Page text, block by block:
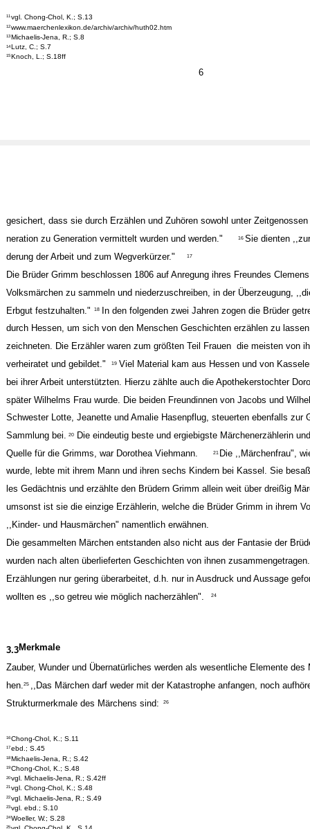
6
11 vgl. Chong-Chol, K.; S.13
12 www.maerchenlexikon.de/archiv/archiv/huth02.htm
13 Michaelis-Jena, R.; S.8
14 Lutz, C.; S.7
15 Knoch, L.; S.18ff
gesichert, dass sie durch Erzählen und Zuhören sowohl unter
neration zu Generation vermittelt wurden und werden."
16 Sie dienten
derung der Arbeit und zum Wegverkürzer."
17
Die Brüder Grimm beschlossen 1806 auf Anregung ihres Freundes
Volksmärchen zu sammeln und niederzuschreiben, in der Überzeugung,
Erbgut festzuhalten."
18
In den folgenden zwei Jahren zogen die Brüder
durch Hessen, um sich von den Menschen Geschichten erzählen zu
zeichneten. Die Erzähler waren zum größten Teil Frauen ­ die meisten von
verheiratet und gebildet."
19 Viel Material kam aus Hessen und von
bei ihrer Arbeit unterstützten. Hierzu zählte auch die Apothekerstochter
später Wilhelms Frau wurde. Die beiden Freundinnen von Jacobs und
Schwester Lotte, Jeanette und Amalie Hasenpflug, steuerten ebenfalls zur
Sammlung bei. 20
Die eindeutig beste und ergiebigste Märchenerzählerin
Quelle für die Grimms, war Dorothea Viehmann.
21 Die ,,Märchenfrau",
wurde, lebte mit ihrem Mann und ihren sechs Kindern bei Kassel. Sie
les Gedächtnis und erzählte den Brüdern Grimm allein weit über dreißig
umsonst ist sie die einzige Erzählerin, welche die Brüder Grimm in ihrem
,,Kinder- und Hausmärchen" namentlich erwähnen.
Die gesammelten Märchen entstanden also nicht aus der Fantasie der
wurden nach alten überlieferten Geschichten von ihnen
Erzählungen nur gering überarbeitet, d.h. nur in Ausdruck und Aussage
wollten es ,,so getreu wie möglich nacherzählen".
24
3.3Merkmale
Zauber, Wunder und Übernatürliches werden als wesentliche Elemente des
hen.25 ,,Das Märchen darf weder mit der Katastrophe anfangen, noch
Strukturmerkmale des Märchens sind:
26
16 Chong-Chol, K.; S.11
17 ebd.; S.45
18 Michaelis-Jena, R.; S.42
19 Chong-Chol, K.; S.48
20 vgl. Michaelis-Jena, R.; S.42ff
21 vgl. Chong-Chol, K.; S.48
22 vgl. Michaelis-Jena, R.; S.49
23 vgl. ebd.; S.10
24 Woeller, W.; S.28
25